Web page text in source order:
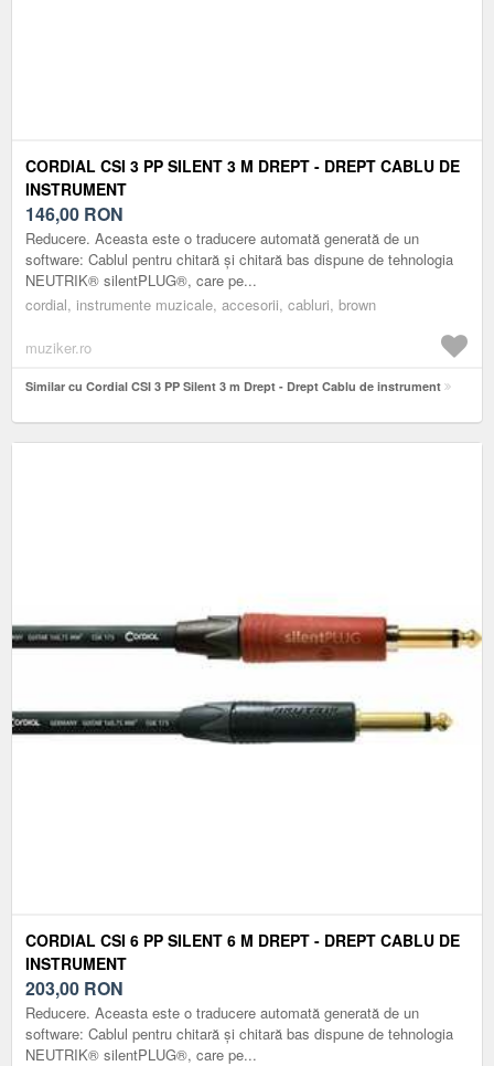
CORDIAL CSI 3 PP SILENT 3 M DREPT - DREPT CABLU DE
INSTRUMENT
146,00 RON
Reducere. Aceasta este o traducere automată generată de un
software: Cablul pentru chitară și chitară bas dispune de tehnologia
NEUTRIK® silentPLUG®, care pe...
cordial, instrumente muzicale, accesorii, cabluri, brown
muziker.ro
Similar cu Cordial CSI 3 PP Silent 3 m Drept - Drept Cablu de instrument
CORDIAL CSI 6 PP SILENT 6 M DREPT - DREPT CABLU DE
INSTRUMENT
203,00 RON
Reducere. Aceasta este o traducere automată generată de un
software: Cablul pentru chitară și chitară bas dispune de tehnologia
NEUTRIK® silentPLUG®, care pe...